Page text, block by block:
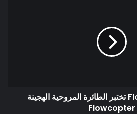
مشكلات في زيادة Lucid Air ، تقوم الشركة بتسليم السيارة بأكثر
شركة Flowcopter تختبر الطائرة المروحية الهجينة
Flowcopter